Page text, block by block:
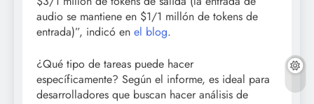
audio se mantiene en $1/1 millón de tokens de
entrada)”, indicó en el blog.
¿Qué tipo de tareas puede hacer
específicamente? Según el informe, es ideal para
desarrolladores que buscan hacer análisis de